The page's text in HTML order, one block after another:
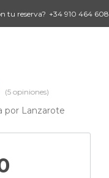
tu reserva? +34 910 464 608
(5 opiniones)
por Lanzarote